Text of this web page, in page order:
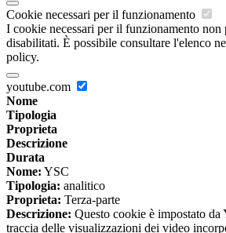
Cookie necessari per il funzionamento
I cookie necessari per il funzionamento non
disabilitati. È possibile consultare l'elenco
policy.
youtube.com
Nome
Tipologia
Proprieta
Descrizione
Durata
Nome: YSC
Tipologia: analitico
Proprieta: Terza-parte
Descrizione: Questo cookie è impostato da
traccia delle visualizzazioni dei video